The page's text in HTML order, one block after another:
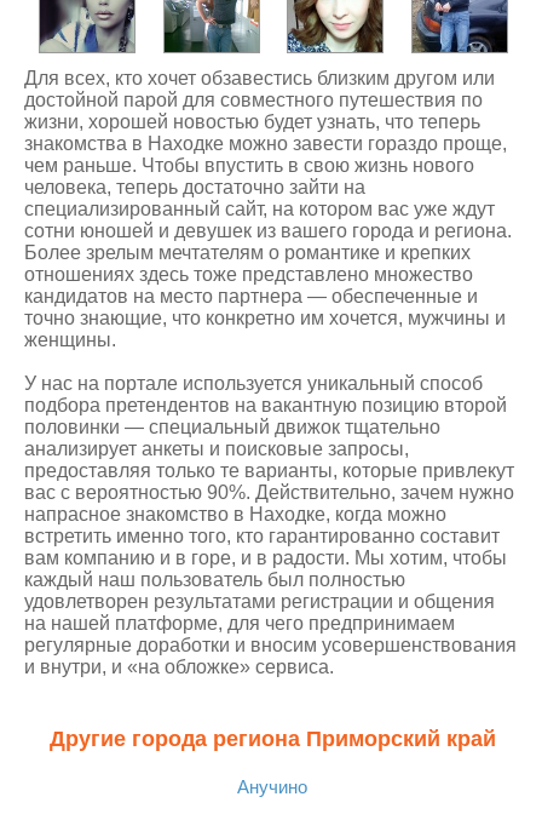
Для всех, кто хочет обзавестись близким другом или
достойной парой для совместного путешествия по
жизни, хорошей новостью будет узнать, что теперь
знакомства в Находке можно завести гораздо проще,
чем раньше. Чтобы впустить в свою жизнь нового
человека, теперь достаточно зайти на
специализированный сайт, на котором вас уже ждут
сотни юношей и девушек из вашего города и региона.
Более зрелым мечтателям о романтике и крепких
отношениях здесь тоже представлено множество
кандидатов на место партнера — обеспеченные и
точно знающие, что конкретно им хочется, мужчины и
женщины.
У нас на портале используется уникальный способ
подбора претендентов на вакантную позицию второй
половинки — специальный движок тщательно
анализирует анкеты и поисковые запросы,
предоставляя только те варианты, которые привлекут
вас с вероятностью 90%. Действительно, зачем нужно
напрасное знакомство в Находке, когда можно
встретить именно того, кто гарантированно составит
вам компанию и в горе, и в радости. Мы хотим, чтобы
каждый наш пользователь был полностью
удовлетворен результатами регистрации и общения
на нашей платформе, для чего предпринимаем
регулярные доработки и вносим усовершенствования
и внутри, и «на обложке» сервиса.
Другие города региона Приморский край
Анучино